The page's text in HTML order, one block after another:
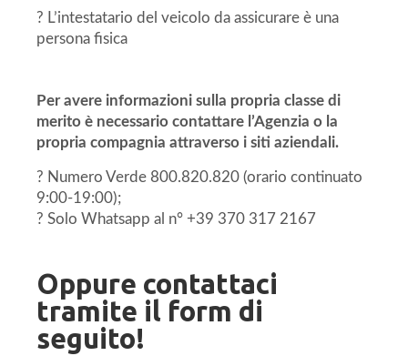
? L’intestatario del veicolo da assicurare è una
persona fisica
Per avere informazioni sulla propria classe di
merito è necessario contattare l’Agenzia o la
propria compagnia attraverso i siti aziendali.
? Numero Verde 800.820.820 (orario continuato
9:00-19:00);
? Solo Whatsapp al n° +39 370 317 2167
Oppure contattaci
tramite il form di
seguito!